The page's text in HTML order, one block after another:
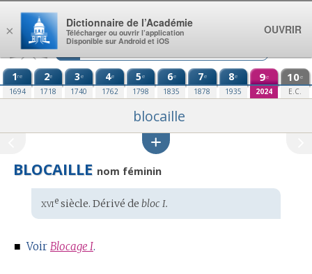
Aller au contenu
1re
1694
2e
1718
3e
1740
4e
1762
5e
1798
6e
1835
7e
1878
8e
1935
9e
2024
10e
E.C.
blocaille
BLOCAILLE nom féminin
Étymologie
:
xviesiècle. Dérivé de bloc I.
■Voir Blocage I.
×
Dictionnaire de l’Académie
Télécharger ou ouvrir l’application
Disponible sur Android et iOS
OUVRIR